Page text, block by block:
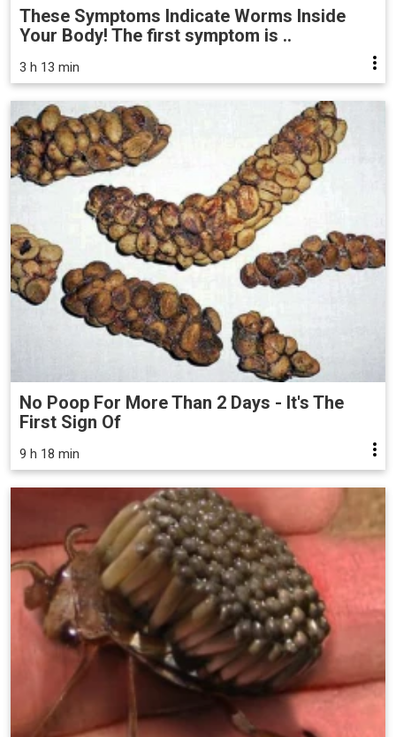
These Symptoms Indicate Worms Inside
Your Body! The first symptom is ..
3 h 13 min
No Poop For More Than 2 Days - It's The
First Sign Of
9 h 18 min